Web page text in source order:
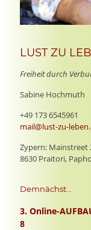
LUST ZU
Freiheit durch
Sabine Hochmuth
+49 173 6545961
mail@lust-zu-
Zypern: Mainstreet
8630 Praitori,
Demnächst...